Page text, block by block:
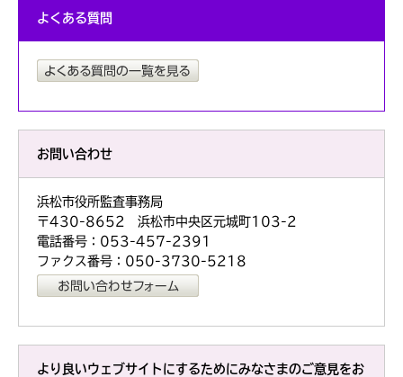
よくある質問
お問い合わせ
浜松市役所監査事務局
〒430-8652 浜松市中央区元城町103-2
電話番号：053-457-2391
ファクス番号：050-3730-5218
より良いウェブサイトにするためにみなさまのご意見をお